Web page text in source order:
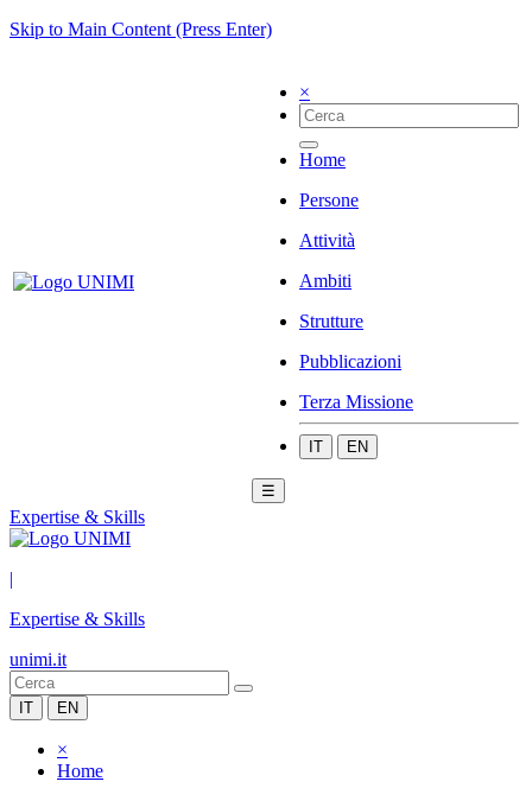
Skip to Main Content (Press Enter)
×
Home
Persone
Attività
Ambiti
Strutture
Pubblicazioni
Terza Missione
IT EN
☰
Expertise & Skills
|
Expertise & Skills
unimi.it
IT EN
×
Home